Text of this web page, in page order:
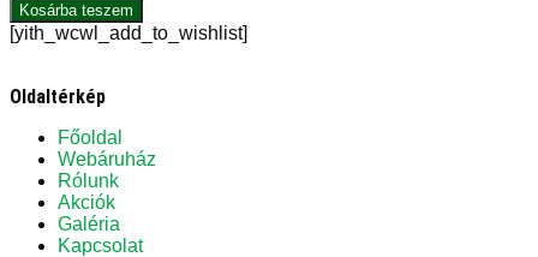
Kosárba teszem
[yith_wcwl_add_to_wishlist]
Oldaltérkép
Főoldal
Webáruház
Rólunk
Akciók
Galéria
Kapcsolat